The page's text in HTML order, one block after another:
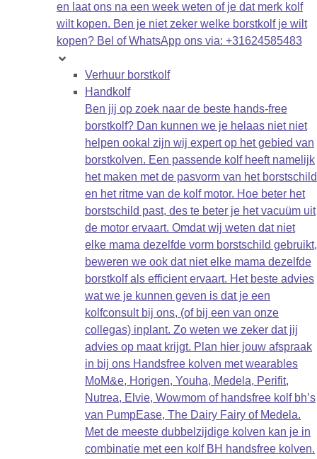
en laat ons na een week weten of je dat merk kolf
wilt kopen. Ben je niet zeker welke borstkolf je wilt
kopen? Bel of WhatsApp ons via: +31624585483
Verhuur borstkolf
Handkolf
Ben jij op zoek naar de beste hands-free
borstkolf? Dan kunnen we je helaas niet niet
helpen ookal zijn wij expert op het gebied van
borstkolven. Een passende kolf heeft namelijk
het maken met de pasvorm van het borstschild
en het ritme van de kolf motor. Hoe beter het
borstschild past, des te beter je het vacuüm uit
de motor ervaart. Omdat wij weten dat niet
elke mama dezelfde vorm borstschild gebruikt,
beweren we ook dat niet elke mama dezelfde
borstkolf als efficient ervaart. Het beste advies
wat we je kunnen geven is dat je een
kolfconsult bij ons, (of bij een van onze
collegas) inplant. Zo weten we zeker dat jij
advies op maat krijgt. Plan hier jouw afspraak
in bij ons Handsfree kolven met wearables
MoM&e, Horigen, Youha, Medela, Perifit,
Nutrea, Elvie, Wowmom of handsfree kolf bh’s
van PumpEase, The Dairy Fairy of Medela.
Met de meeste dubbelzijdige kolven kan je in
combinatie met een kolf BH handsfree kolven.